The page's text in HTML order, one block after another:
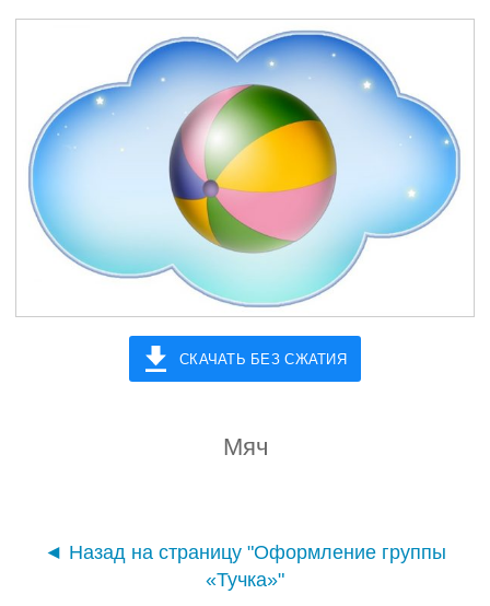
СКАЧАТЬ БЕЗ СЖАТИЯ
Мяч
◄ Назад на страницу "Оформление группы
«Тучка»"